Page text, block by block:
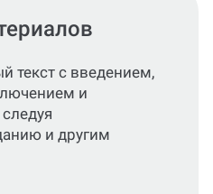
и
дневник и
результаты